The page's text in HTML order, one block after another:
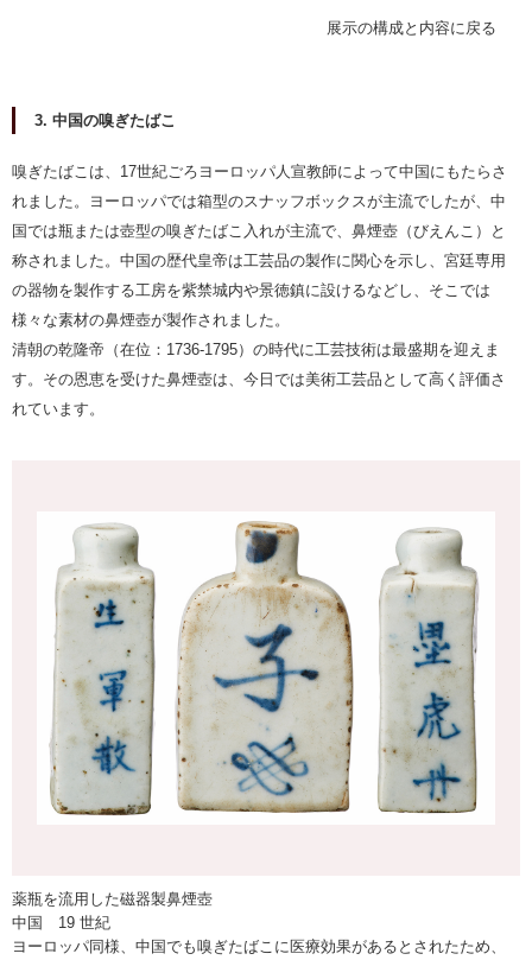
展示の構成と内容に戻る
3. 中国の嗅ぎたばこ
嗅ぎたばこは、17世紀ごろヨーロッパ人宣教師によって中国にもたらさ
れました。ヨーロッパでは箱型のスナッフボックスが主流でしたが、中
国では瓶または壺型の嗅ぎたばこ入れが主流で、鼻煙壺（びえんこ）と
称されました。中国の歴代皇帝は工芸品の製作に関心を示し、宮廷専用
の器物を製作する工房を紫禁城内や景徳鎮に設けるなどし、そこでは
様々な素材の鼻煙壺が製作されました。
清朝の乾隆帝（在位：1736-1795）の時代に工芸技術は最盛期を迎えま
す。その恩恵を受けた鼻煙壺は、今日では美術工芸品として高く評価さ
れています。
薬瓶を流用した磁器製鼻煙壺
中国 19 世紀
ヨーロッパ同様、中国でも嗅ぎたばこに医療効果があるとされたため、